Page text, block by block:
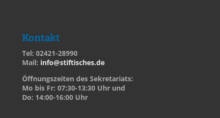
Kontakt
Tel: 02421-28990
Mail: info@stiftisches.de
Öffnungszeiten des Sekretariats:
Mo bis Fr: 07:30-13:30 Uhr und
Do: 14:00-16:00 Uhr